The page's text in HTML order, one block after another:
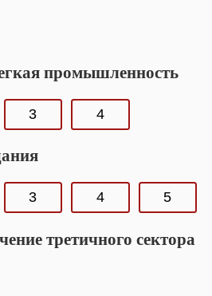
промышленность
3 4
3 4 5
третичного сектора